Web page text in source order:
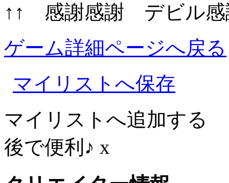
↑↑ 感謝感謝 デビル
ゲーム詳細ページへ戻る
マイリストへ保存
マイリストへ追加する
後で便利♪ x